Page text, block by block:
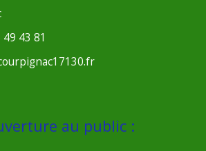
43 81
au public :